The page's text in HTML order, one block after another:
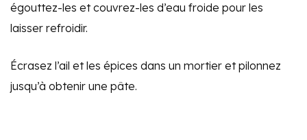
égouttez-les et couvrez-les d’eau froide pour les
laisser refroidir.
Écrasez l’ail et les épices dans un mortier et pilonnez
jusqu’à obtenir une pâte.